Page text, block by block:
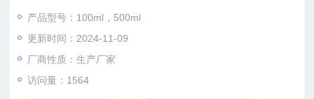
【产地】：中国,美国,德国
【产品用途】：是进行性染色液,尤其适用于细胞学涂片染色。
产品型号：100ml，500ml
更新时间：2024-11-09
厂商性质：生产厂家
访问量：1564